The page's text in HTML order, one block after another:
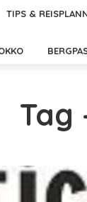
TIPS &
Tag